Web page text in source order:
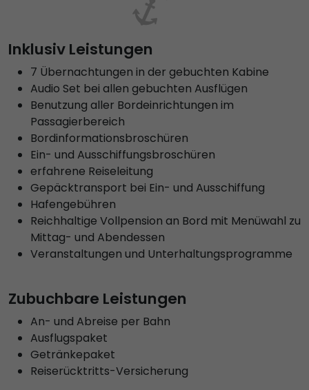
Inklusiv Leistungen
7 Übernachtungen in der gebuchten Kabine
Audio Set bei allen gebuchten Ausflügen
Benutzung aller Bordeinrichtungen im
Passagierbereich
Bordinformationsbroschüren
Ein- und Ausschiffungsbroschüren
erfahrene Reiseleitung
Gepäcktransport bei Ein- und Ausschiffung
Hafengebühren
Reichhaltige Vollpension an Bord mit Menüwahl zu
Mittag- und Abendessen
Veranstaltungen und Unterhaltungsprogramme
Zubuchbare Leistungen
An- und Abreise per Bahn
Ausflugspaket
Getränkepaket
Reiserücktritts-Versicherung